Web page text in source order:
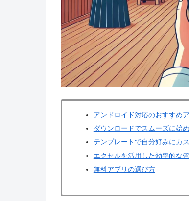
アンドロイド対応のおすすめ
ダウンロードでスムーズに始
テンプレートで自分好みにカ
エクセルを活用した効率的な
無料アプリの選び方